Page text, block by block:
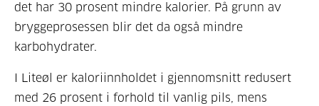
det har 30 prosent mindre kalorier. På grunn av
bryggeprosessen blir det da også mindre
karbohydrater.
I Liteøl er kaloriinnholdet i gjennomsnitt redusert
med 26 prosent i forhold til vanlig pils, mens